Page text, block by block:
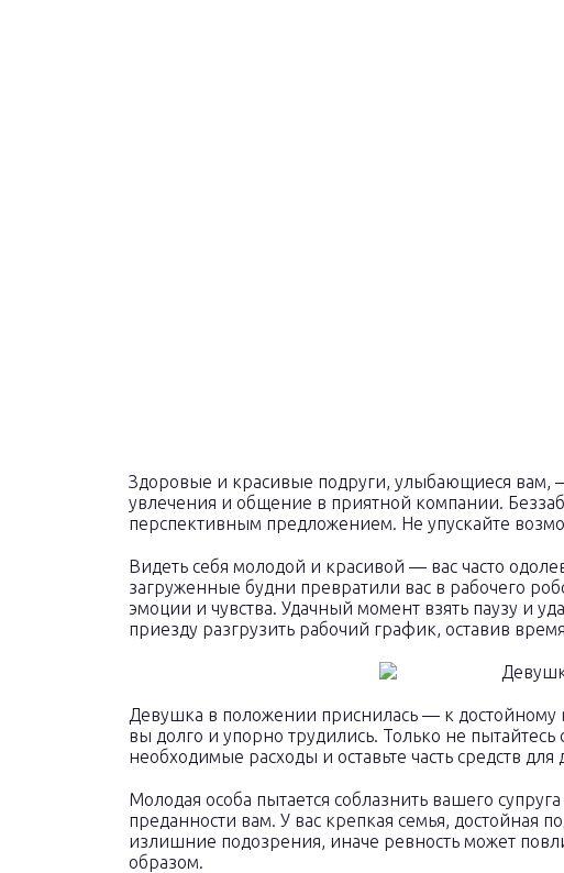
Здоровые и красивые подруги, улыбающиеся
увлечения и общение в приятной компании.
перспективным предложением. Не упускайте
Видеть себя молодой и красивой — вас часто
загруженные будни превратили вас в рабочего
эмоции и чувства. Удачный момент взять паузу и
приезду разгрузить рабочий график, оставив
Девушка в положении приснилась — к
вы долго и упорно трудились. Только не пытайтесь
необходимые расходы и оставьте часть средств для
Молодая особа пытается соблазнить вашего
преданности вам. У вас крепкая семья, достойная
излишние подозрения, иначе ревность может
образом.